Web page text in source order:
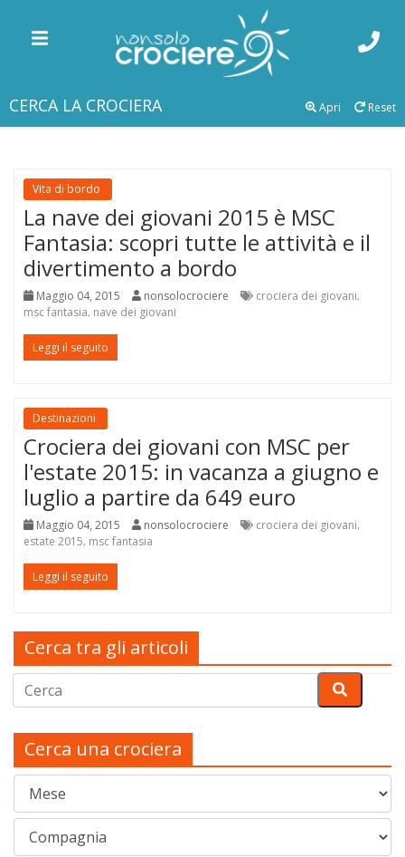
CERCA LA CROCIERA Reset
Apri
Vita di bordo
La nave dei giovani 2015 è MSC
Fantasia: scopri tutte le attività e il
divertimento a bordo
Maggio 04, 2015 nonsolocrociere crociera dei giovani,
msc fantasia, nave dei giovani
Leggi il seguito
Destinazioni
Crociera dei giovani con MSC per
l'estate 2015: in vacanza a giugno e
luglio a partire da 649 euro
Maggio 04, 2015 nonsolocrociere crociera dei giovani,
estate 2015, msc fantasia
Leggi il seguito
Cerca tra gli articoli
Cerca una crociera